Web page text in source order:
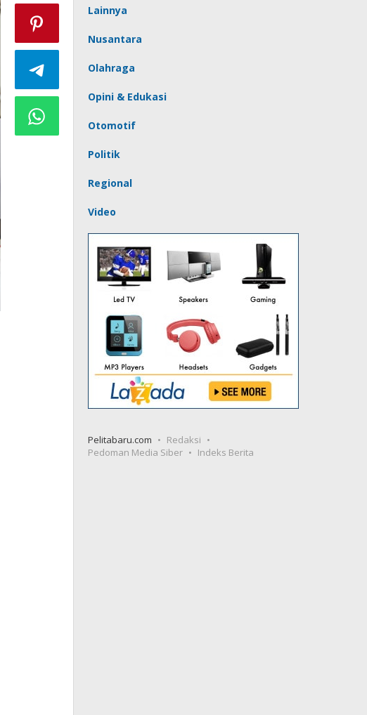
Lainnya
Nusantara
Olahraga
Opini & Edukasi
Otomotif
Politik
Regional
Video
Pelitabaru.com
Redaksi
Pedoman Media Siber
Indeks Berita